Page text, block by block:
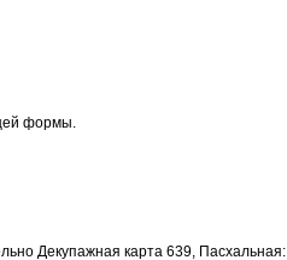
формы.
Декупажная карта 639, Пасхальная: